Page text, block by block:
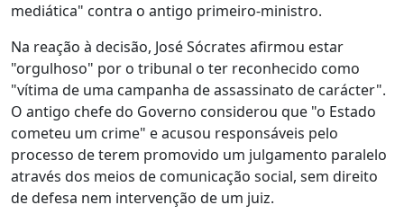
mediática" contra o antigo primeiro-ministro.
Na reação à decisão, José Sócrates afirmou estar
"orgulhoso" por o tribunal o ter reconhecido como
"vítima de uma campanha de assassinato de carácter".
O antigo chefe do Governo considerou que "o Estado
cometeu um crime" e acusou responsáveis pelo
processo de terem promovido um julgamento paralelo
através dos meios de comunicação social, sem direito
de defesa nem intervenção de um juiz.